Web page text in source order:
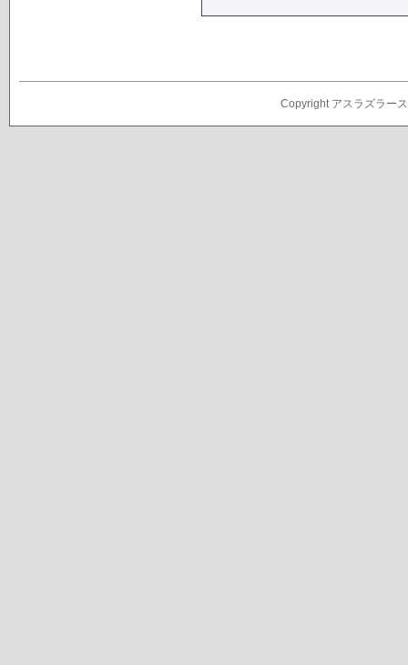
Copyright アスラズラー